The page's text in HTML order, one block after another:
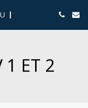
1 ET 2